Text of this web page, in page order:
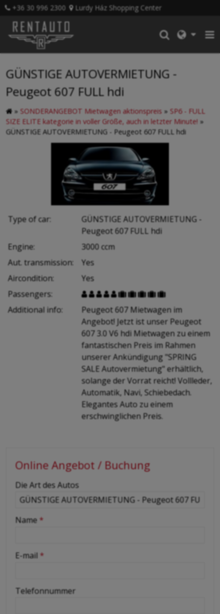
+36 30 996 2300 Lurdy Ház Shopping Center
GÜNSTIGE AUTOVERMIETUNG -
Peugeot 607 FULL hdi
» SONDERANGEBOT Mietwagen aktionspreis » SP6 - FULL
SIZE ELITE kategorie in voller Größe, auch in letzter Minute! »
GÜNSTIGE AUTOVERMIETUNG - Peugeot 607 FULL hdi
Type of car:
GÜNSTIGE AUTOVERMIETUNG -
Peugeot 607 FULL hdi
Engine:
3000 ccm
Aut. transmission:
Yes
Aircondition:
Yes
Passengers:
         
Additional info:
Peugeot 607 Mietwagen im
Angebot! Jetzt ist unser Peugeot
607 3.0 V6 hdi Mietwagen zu einem
fantastischen Preis im Rahmen
unserer Ankündigung "SPRING
SALE Autovermietung" erhältlich,
solange der Vorrat reicht! Vollleder,
Automatik, Navi, Schiebedach.
Elegantes Auto zu einem
erschwinglichen Preis.
Online Angebot / Buchung
-
-
-
-
Die Art des Autos
Name *
E-mail *
Telefonnummer